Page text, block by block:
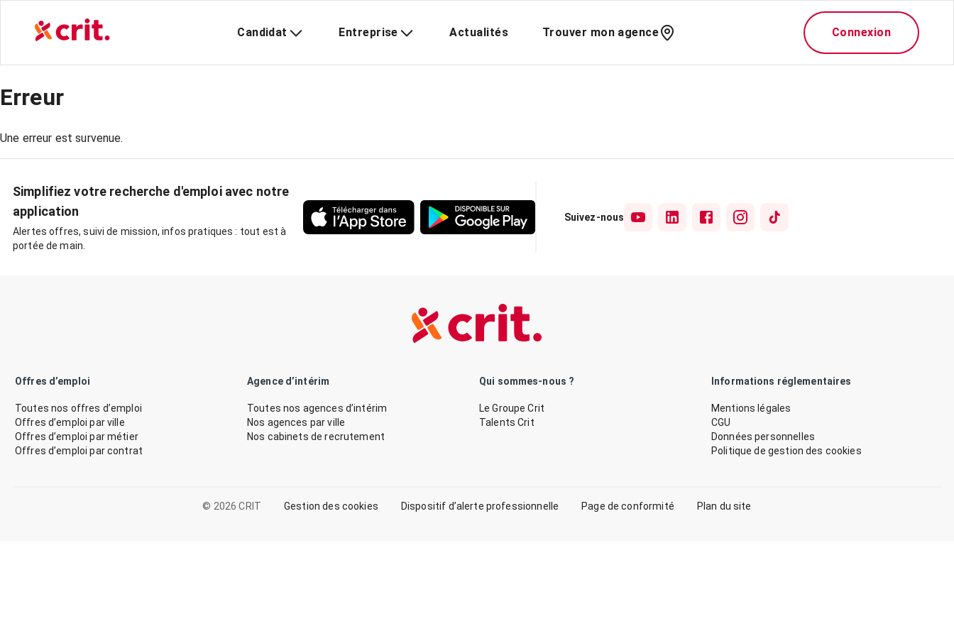
Candidat Entreprise Actualités Trouver mon agence Connexion
Erreur
Une erreur est survenue.
Simplifiez votre recherche d'emploi avec notre
application
Alertes offres, suivi de mission, infos pratiques : tout est à
portée de main.
Suivez-nous
Offres d’emploi
Toutes nos offres d’emploi
Offres d’emploi par ville
Offres d’emploi par métier
Offres d’emploi par contrat
Agence d’intérim
Toutes nos agences d’intérim
Nos agences par ville
Nos cabinets de recrutement
Qui sommes-nous ?
Le Groupe Crit
Talents Crit
Informations réglementaires
Mentions légales
CGU
Données personnelles
Politique de gestion des cookies
© 2026 CRIT Gestion des cookies Dispositif d’alerte professionnelle Page de conformité Plan du site